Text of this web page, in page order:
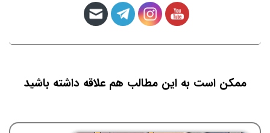
ممکن است به این مطالب هم علاقه داشته باشید